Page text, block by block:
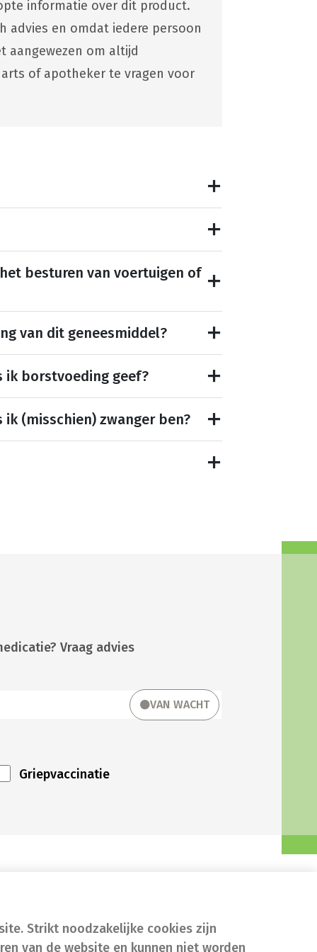
Strikt noodzakelijke cookies zijn
van de website en kunnen niet worden
informatie over dit product.
advies en omdat iedere persoon
aangewezen om altijd
of apotheker te vragen voor
besturen van voertuigen of
van dit geneesmiddel?
ik borstvoeding geef?
(misschien) zwanger ben?
Vraag advies
VAN WACHT
Griepvaccinatie